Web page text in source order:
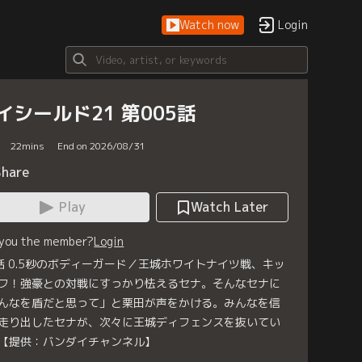
Watch now Login
シールド21 第005話
22mins End on 2026/08/31
Play
Watch Later
the member?Login
0.5秒のボディーガード／王城ホワイトナイツ戦、キッ
！強豪との対戦にすっかり怯えるセナ。そんなセナに
なを盾だと思って」と栗田が声をかける。みんなを信
り出したセナが、次々に王城ディフェンスを抜いてい
提供：バンダイチャンネル】